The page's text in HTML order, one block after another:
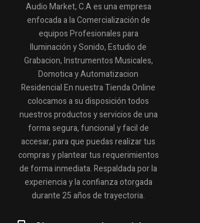
Audio Market, C.A es una empresa
enfocada a la Comercialización de
equipos Profesionales para
Iluminación y Sonido, Estudio de
Grabacion, Instrumentos Musicales,
Domotica y Automatizacion
Residencial En nuestra Tienda Online
colocamos a su disposición todos
nuestros productos y servicios de una
forma segura, funcional y facil de
accesar, para que puedas realizar tus
compras y plantear tus requerimientos
de forma inmediata. Respaldada por la
experiencia y la confianza otorgada
durante 25 años de trayectoria.